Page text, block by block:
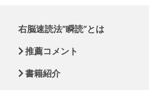
右脳速読法”瞬読”とは
推薦コメント
書籍紹介